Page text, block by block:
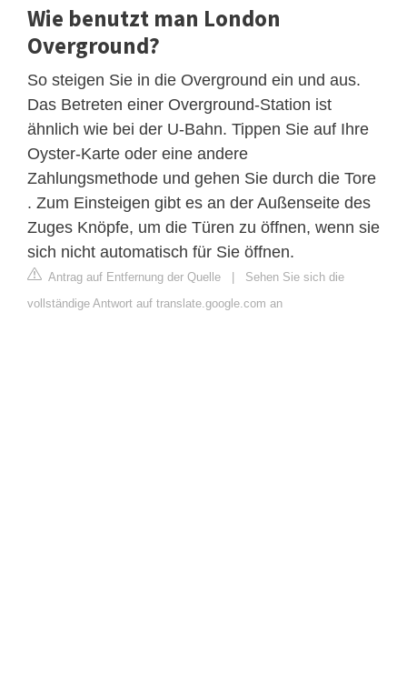
Wie benutzt man London
Overground?
So steigen Sie in die Overground ein und aus.
Das Betreten einer Overground-Station ist
ähnlich wie bei der U-Bahn. Tippen Sie auf Ihre
Oyster-Karte oder eine andere
Zahlungsmethode und gehen Sie durch die Tore
. Zum Einsteigen gibt es an der Außenseite des
Zuges Knöpfe, um die Türen zu öffnen, wenn sie
sich nicht automatisch für Sie öffnen.
Antrag auf Entfernung der Quelle
Sehen Sie sich die
vollständige Antwort auf translate.google.com an